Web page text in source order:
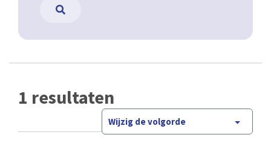
1 resultaten
Wijzig de volgorde